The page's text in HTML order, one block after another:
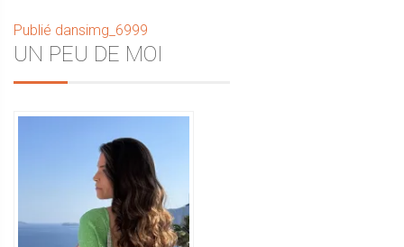
Navigation
de
Publié dansimg_6999
Sidebar
UN PEU DE MOI